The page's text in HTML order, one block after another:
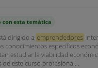
con esta temática
dirigido a emprendedores
conocimientos específicos
estudiar la viabilidad
de este curso profesional...